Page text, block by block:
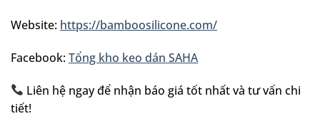
Website: https://bamboosilicone.com/
Facebook:Tổng kho keo dán SAHA
Liên hệ ngay để nhận báo giá tốt nhất và tư vấn chi
tiết!